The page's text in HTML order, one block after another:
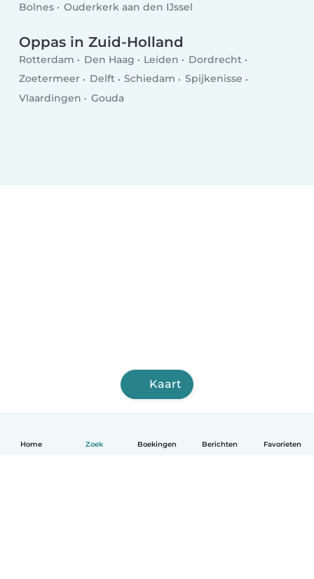
Home Zoek Boekingen Berichten Favorieten
Bolnes
Ouderkerk aan den IJssel
Oppas in Zuid-Holland
Rotterdam Den Haag Leiden
Dordrecht
Zoetermeer
Delft Schiedam
Spijkenisse
Vlaardingen
Gouda
Kaart